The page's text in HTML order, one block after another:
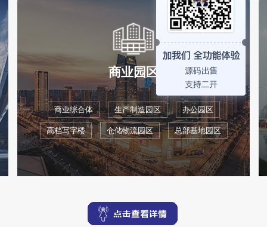
商业园区
商业综合体 生产制造园区 办公园区
高档写字楼 仓储物流园区 总部基地园区